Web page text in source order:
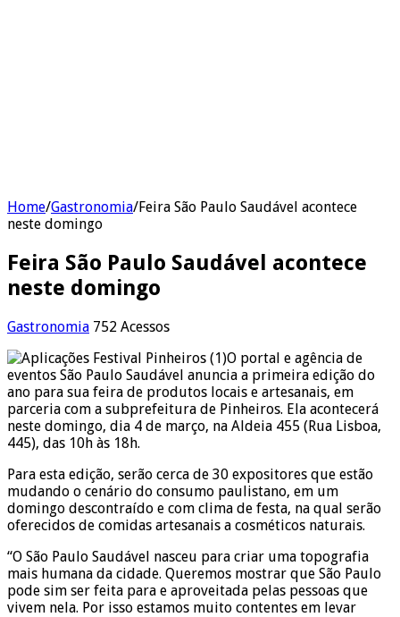
Home/Gastronomia/Feira São Paulo Saudável acontece
neste domingo
Feira São Paulo Saudável acontece
neste domingo
Gastronomia 752 Acessos
O portal e agência de
eventos São Paulo Saudável anuncia a primeira edição do
ano para sua feira de produtos locais e artesanais, em
parceria com a subprefeitura de Pinheiros. Ela acontecerá
neste domingo, dia 4 de março, na Aldeia 455 (Rua Lisboa,
445), das 10h às 18h.
Para esta edição, serão cerca de 30 expositores que estão
mudando o cenário do consumo paulistano, em um
domingo descontraído e com clima de festa, na qual serão
oferecidos de comidas artesanais a cosméticos naturais.
“O São Paulo Saudável nasceu para criar uma topografia
mais humana da cidade. Queremos mostrar que São Paulo
pode sim ser feita para e aproveitada pelas pessoas que
vivem nela. Por isso estamos muito contentes em levar